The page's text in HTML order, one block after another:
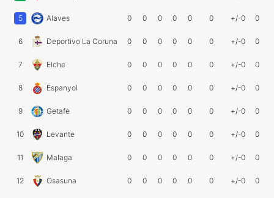
5 Alaves 0 0 0 0 0 0 +/-0 0
6 Deportivo La Coruna 0 0 0 0 0 0 +/-0 0
7 Elche 0 0 0 0 0 0 +/-0 0
8 Espanyol 0 0 0 0 0 0 +/-0 0
9 Getafe 0 0 0 0 0 0 +/-0 0
10 Levante 0 0 0 0 0 0 +/-0 0
11 Malaga 0 0 0 0 0 0 +/-0 0
12 Osasuna 0 0 0 0 0 0 +/-0 0